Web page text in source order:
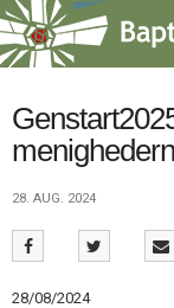
Spring
menu
over
gå
indholdVend
forsiden
Forside
28. AUG. 2024
28/08/2024